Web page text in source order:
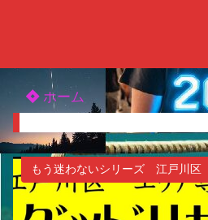
ホーム
もう迷わないシリーズ 江戸川